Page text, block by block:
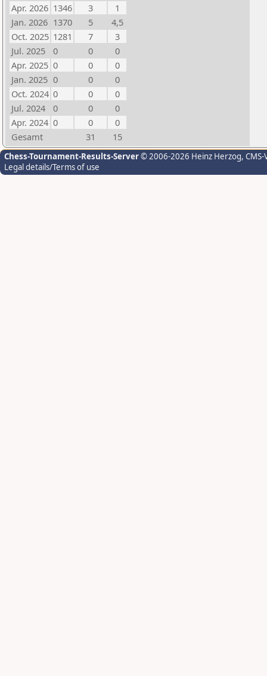
Apr. 2026 1346 3
1
Jan. 2026 1370 5
4,5
Oct. 2025 1281 7
3
Jul. 2025
0 0
0
Apr. 2025 0 0
0
Jan. 2025 0 0
0
Oct. 2024 0 0
0
Jul. 2024
0 0
0
Apr. 2024 0 0
0
Gesamt
31 15
Chess-Tournament-Results-Server© 2006-2026 Heinz Herzog,
Legal details/Terms of use